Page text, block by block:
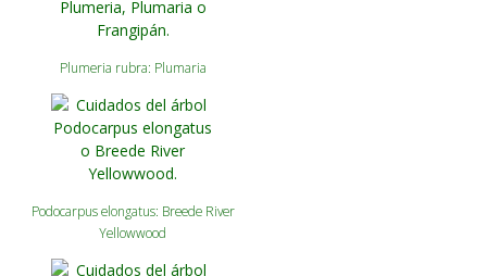
Plumeria rubra: Plumaria
Podocarpus elongatus: Breede River
Yellowwood